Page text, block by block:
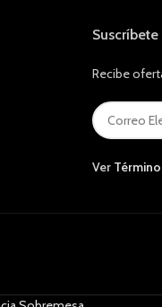
Recibe
Ver